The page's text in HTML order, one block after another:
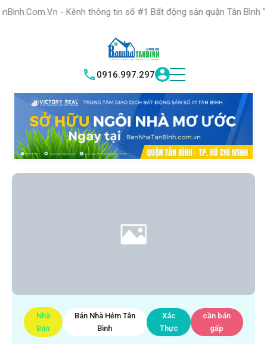
- Kênh thông tin số #1 Bất động sản quận Tân Bình "Nơi bạn
0916.997.297
Nhà
Bán
Bán Nhà Hẻm Tân
Bình
Xác
Thực
cần bán
gấp
HỆ THỐNG TRUNG
TÂM GIAO DỊCH BĐS TỐT NHẤT QUẬN
TÂN BÌNHVICTORY REAL TÌM HIỂU NGAY|